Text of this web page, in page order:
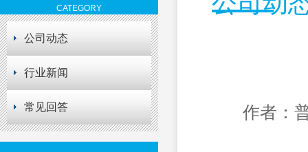
CATEGORY
公司动态
行业新闻
常见回答 作者：